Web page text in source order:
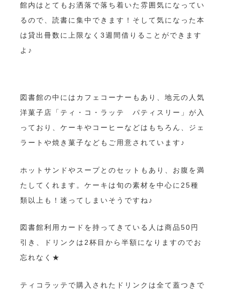
館内はとてもお洒落で落ち着いた雰囲気になってい
るので、読書に集中できます！そして気になった本
は貸出冊数に上限なく3週間借りることができます
よ♪
図書館の中にはカフェコーナーもあり、地元の人気
洋菓子店「ティ・コ・ラッテ パティスリー」が入
っており、ケーキやコーヒーなどはもちろん、ジェ
ラートや焼き菓子などもご用意されています♪
ホットサンドやスープとのセットもあり、お腹を満
たしてくれます。ケーキは旬の素材を中心に25種
類以上も！迷ってしまいそうですね♪
図書館利用カードを持ってきている人は商品50円
引き、ドリンクは2杯目から半額になりますのでお
忘れなく★
ティコラッテで購入されたドリンクは全て蓋つきで